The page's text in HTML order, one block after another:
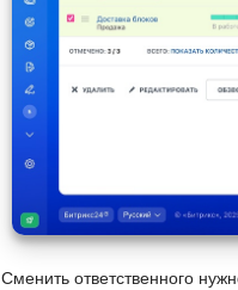
Сменить ответственного